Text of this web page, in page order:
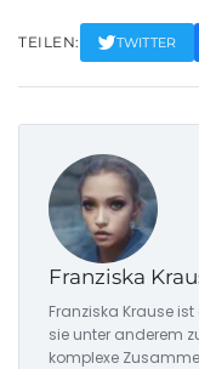
TEILEN: TWITTER
Franziska
Franziska Krause
sie unter anderem
komplexe